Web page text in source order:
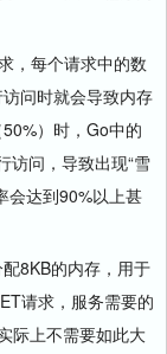
，每个请求中的数
问时就会导致内存
）时，Go中的
访问，导致出现“雪
会达到90%以上甚
8KB的内存，用于
请求，服务需要的
际上不需要如此大